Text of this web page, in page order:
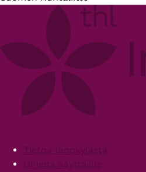
FooterTietoa Innokylästä
Ohjeita käyttäjille